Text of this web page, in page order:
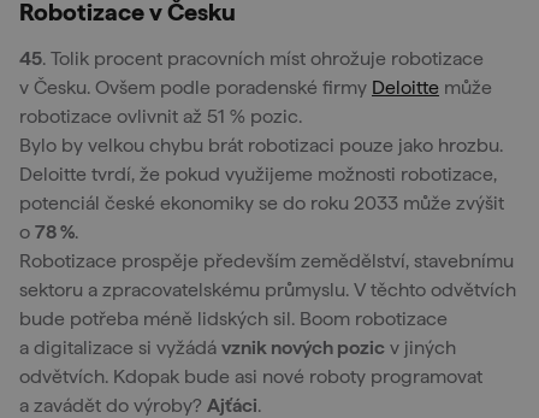
Robotizace v Česku
45. Tolik procent pracovních míst ohrožuje robotizace
v Česku. Ovšem podle poradenské firmy Deloitte může
robotizace ovlivnit až 51 % pozic.
Bylo by velkou chybu brát robotizaci pouze jako hrozbu.
Deloitte tvrdí, že pokud využijeme možnosti robotizace,
potenciál české ekonomiky se do roku 2033 může zvýšit
o 78 %.
Robotizace prospěje především zemědělství, stavebnímu
sektoru a zpracovatelskému průmyslu. V těchto odvětvích
bude potřeba méně lidských sil. Boom robotizace
a digitalizace si vyžádá vznik nových pozic v jiných
odvětvích. Kdopak bude asi nové roboty programovat
a zavádět do výroby? Ajťáci.